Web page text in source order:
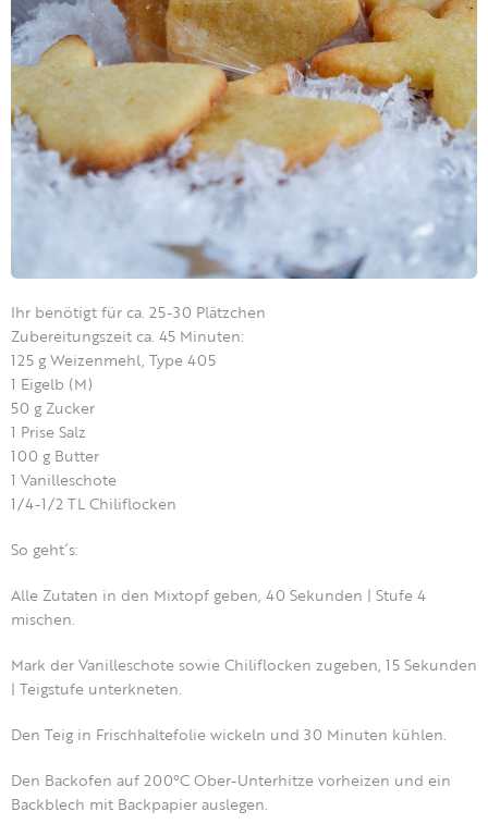
Ihr benötigt für ca. 25-30 Plätzchen
Zubereitungszeit ca. 45 Minuten:
125 g Weizenmehl, Type 405
1 Eigelb (M)
50 g Zucker
1 Prise Salz
100 g Butter
1 Vanilleschote
1/4-1/2 TL Chiliflocken
So geht´s:
Alle Zutaten in den Mixtopf geben, 40 Sekunden | Stufe 4
mischen.
Mark der Vanilleschote sowie Chiliflocken zugeben, 15 Sekunden
| Teigstufe unterkneten.
Den Teig in Frischhaltefolie wickeln und 30 Minuten kühlen.
Den Backofen auf 200°C Ober-Unterhitze vorheizen und ein
Backblech mit Backpapier auslegen.